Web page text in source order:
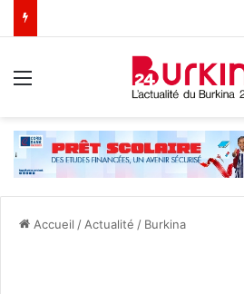
Accueil / Actualité / Burkina